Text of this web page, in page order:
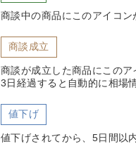
商談中の商品にこのアイコ
商談成立
商談が成立した商品にこのア
3日経過すると自動的に相場
値下げ
値下げされてから、5日間以